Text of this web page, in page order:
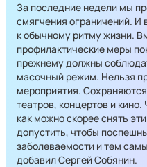
За последние недели мы
смягчения ограничений.
к обычному ритму жизни.
профилактические меры
прежнему должны
масочный режим. Нельзя
мероприятия.
театров, концертов и
как можно скорее снять
допустить, чтобы
заболеваемости и тем
добавил Сергей Собянин.